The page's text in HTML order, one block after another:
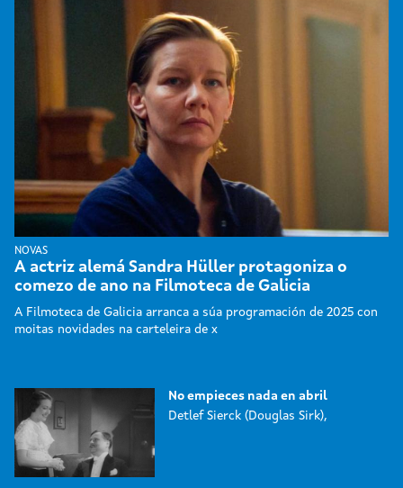
NOVAS
A actriz alemá Sandra Hüller protagoniza o
comezo de ano na Filmoteca de Galicia
A Filmoteca de Galicia arranca a súa programación de 2025 con
moitas novidades na carteleira de x
No empieces nada en abril
Detlef Sierck (Douglas Sirk),